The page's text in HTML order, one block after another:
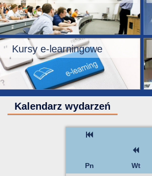
Kursy e-learningowe
Kalendarz wydarzeń
Pn
Wt